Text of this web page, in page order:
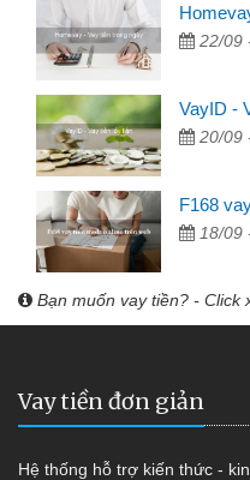
22/
VayID -
20/
F168
18/
Bạn muốn vay tiền? - Click
Vay tiền đơn giản
Hệ thống hỗ trợ kiến thức -